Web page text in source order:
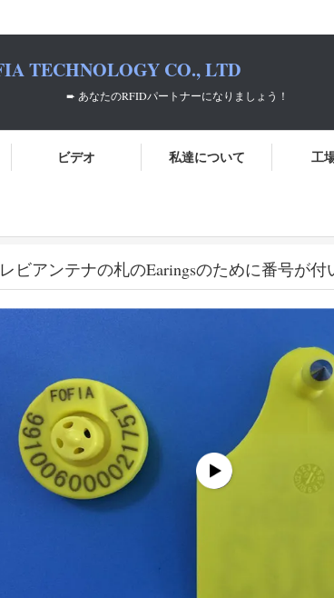
TECHNOLOGY CO., LTD
RFIDパートナーになりましょう！
ビデオ 私達について 工
ビアンテナの札のEaringsのために番号が